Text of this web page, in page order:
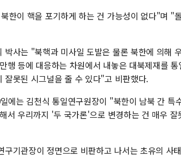
한이 핵을 포기하게 하는 건 가능성이 없다"며 "
박사는 "북핵과 미사일 도발은 물론 북한에 의해
행 등에 대응하는 차원에서 내놓은 대북제재를
잘못된 시그널을 줄 수 있다"고 비판했다.
에는 김천식 통일연구원장이 "북한이 남북 간 특
서 우리까지 '두 국가론'으로 변경하는 건 매우
기관장이 정면으로 비판하고 나서는 초유의 사